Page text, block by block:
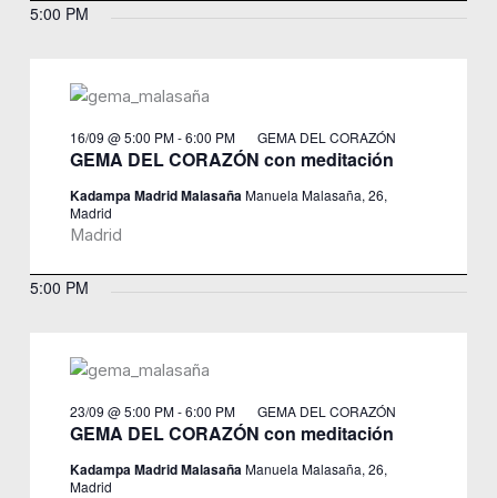
5:00 PM
GEMA DEL CORAZÓN con meditación
16/09 @ 5:00 PM-6:00 PM GEMA DEL CORAZÓN
Kadampa Madrid MalasañaManuela Malasaña, 26,
Madrid
Madrid
5:00 PM
GEMA DEL CORAZÓN con meditación
23/09 @ 5:00 PM-6:00 PM GEMA DEL CORAZÓN
Kadampa Madrid MalasañaManuela Malasaña, 26,
Madrid